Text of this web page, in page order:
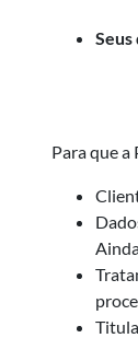
Para que